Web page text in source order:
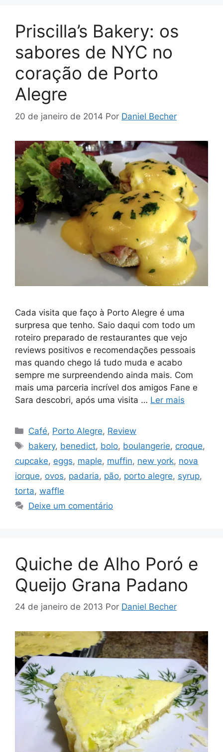
Priscilla’s Bakery: os
sabores de NYC no
coração de Porto
Alegre
20 de janeiro de 2014 Por Daniel Becher
Cada visita que faço à Porto Alegre é uma
surpresa que tenho. Saio daqui com todo um
roteiro preparado de restaurantes que vejo
reviews positivos e recomendações pessoais
mas quando chego lá tudo muda e acabo
sempre me surpreendendo ainda mais. Com
mais uma parceria incrível dos amigos Fane e
Sara descobri, após uma visita … Ler mais
Categorias
Café, Porto Alegre, Review
Tags
bakery, benedict, bolo, boulangerie, croque,
cupcake, eggs, maple, muffin, new york, nova
iorque, ovos, padaria, pão, porto alegre, syrup,
torta, waffle
Deixe um comentário
Quiche de Alho Poró e
Queijo Grana Padano
24 de janeiro de 2013 Por Daniel Becher